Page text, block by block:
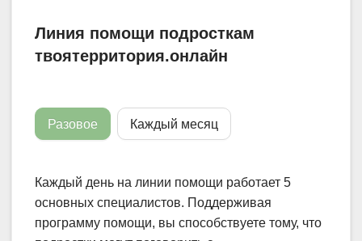
Линия помощи подросткам
твоятерритория.онлайн
Разовое Каждый месяц
Каждый день на линии помощи работает 5
основных специалистов. Поддерживая
программу помощи, вы способствуете тому, что